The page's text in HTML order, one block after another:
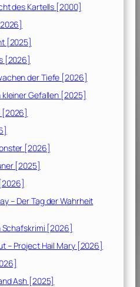
des Kartells [2000]
[2025]
[2026]
der Tiefe [2026]
kleiner Gefallen [2025]
[2026]
[2026]
[2025]
– Der Tag der Wahrheit
Schafskrimi [2026]
– Project Hail Mary [2026]
Ash [2025]